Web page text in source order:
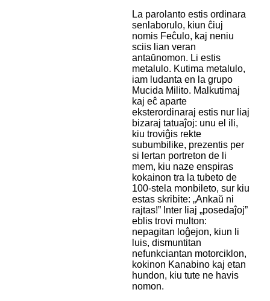
La parolanto estis ordinara
senlaborulo, kiun ĉiuj
nomis Feĉulo, kaj neniu
sciis lian veran
antaŭnomon. Li estis
metalulo. Kutima metalulo,
iam ludanta en la grupo
Mucida Milito. Malkutimaj
kaj eĉ aparte
eksterordinaraj estis nur liaj
bizaraj tatuaĵoj: unu el ili,
kiu troviĝis rekte
subumbilike, prezentis per
si lertan portreton de li
mem, kiu naze enspiras
kokainon tra la tubeto de
100-stela monbileto, sur kiu
estas skribite: „Ankaŭ ni
rajtas!” Inter liaj „posedaĵoj”
eblis trovi multon:
nepagitan loĝejon, kiun li
luis, dismuntitan
nefunkciantan motorciklon,
kokinon Kanabino kaj etan
hundon, kiu tute ne havis
nomon.